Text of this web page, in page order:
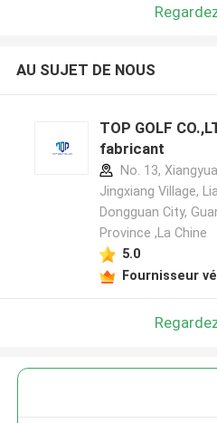
AU SUJET DE NOUS
TOP GOLF
fabricant
No. 13,
Jingxiang Village,
Dongguan City,
Province ,La Chine
5.0
Fournisseur